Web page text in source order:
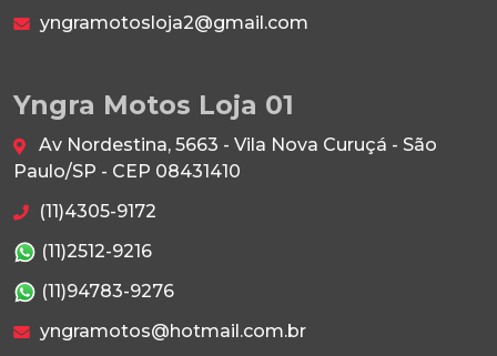
yngramotosloja2@gmail.com
Yngra Motos Loja 01
Av Nordestina, 5663 - Vila Nova Curuçá - São
Paulo/SP - CEP 08431410
(11)4305-9172
(11)2512-9216
(11)94783-9276
yngramotos@hotmail.com.br